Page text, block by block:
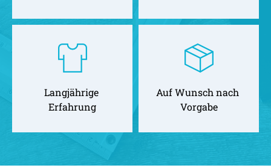
Langjährige
Erfahrung
Auf Wunsch nach
Vorgabe